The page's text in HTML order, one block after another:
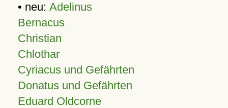
• neu: Adelinus
Bernacus
Christian
Chlothar
Cyriacus und Gefährten
Donatus und Gefährten
Eduard Oldcorne